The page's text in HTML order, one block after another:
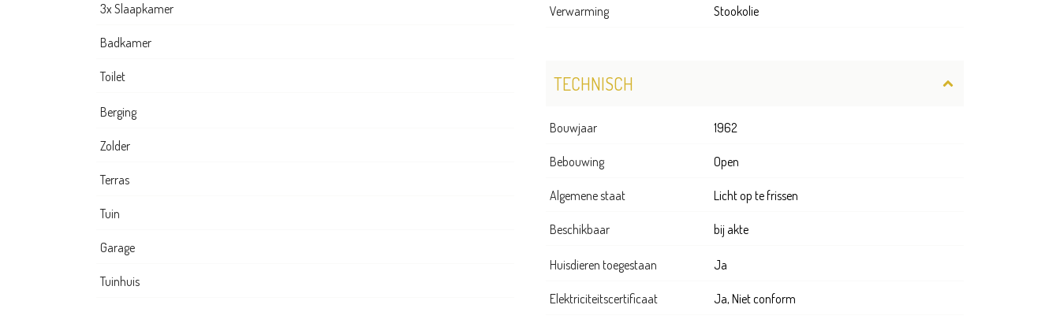
3x Slaapkamer
Badkamer
Toilet
Berging
Zolder
Terras
Tuin
Garage
Tuinhuis
Verwarming Stookolie
TECHNISCH
Bouwjaar 1962
Bebouwing Open
Algemene staat Licht op te frissen
Beschikbaar bij akte
Huisdieren toegestaan Ja
Elektriciteitscertificaat Ja, Niet conform